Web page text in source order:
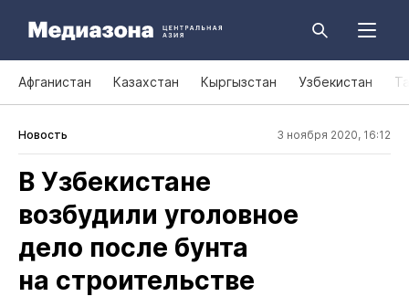
Афганистан Казахстан Кыргызстан Узбекистан
Новость 3 ноября 2020, 16:12
В Узбекистане
возбудили уголовное
дело после бунта
на строительстве